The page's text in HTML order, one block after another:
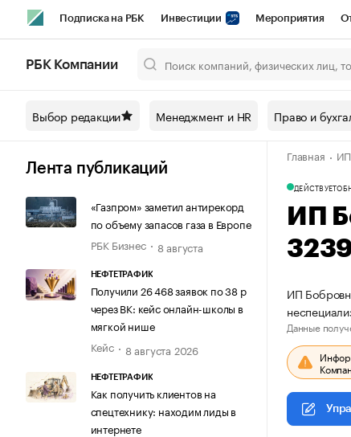
Подписка на РБК Инвестиции Мероприятия
Спецпроекты СПб Конференции СПб Спецпроекты
Технологии и медиа Рынок наличной
РБК Компании
Выбор редакции Менеджмент и HR Право и
Лента публикаций
«Газпром» заметил антирекорд
по объему запасов газа в Европе
РБК Бизнес
8 августа
НЕФТЕТРАФИК
Получили 26 468 заявок по 38 р
через ВК: кейс онлайн-школы в
мягкой нише
Кейс
8 августа 2026
НЕФТЕТРАФИК
Как получить клиентов на
спецтехнику: находим лиды в
интернете
Главная
ДЕЙСТВУЕТ
ИП
ИП
Данные